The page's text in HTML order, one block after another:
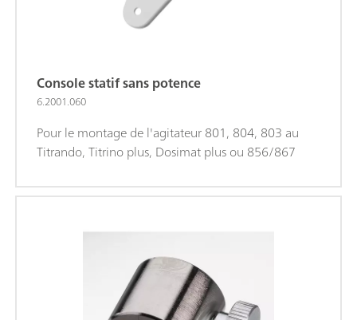
Console statif sans potence
6.2001.060
Pour le montage de l'agitateur 801, 804, 803 au
Titrando, Titrino plus, Dosimat plus ou 856/867